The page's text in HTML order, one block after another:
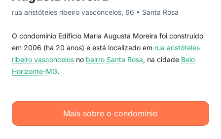
rua aristóteles ribeiro vasconcelos, 66 • Santa Rosa
O condomínio Edificio Maria Augusta Moreira foi construído
em 2006 (há 20 anos) e está localizado em rua aristóteles
ribeiro vasconcelos no bairro Santa Rosa, na cidade Belo
Horizonte-MG.
Mais sobre o condomínio